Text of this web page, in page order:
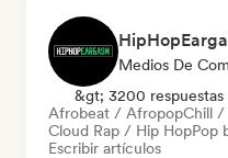
Medios De
&gt; 3200 respuestas
Afrobeat / AfropopChill /
Cloud Rap / Hip HopPop
Escribir artículos